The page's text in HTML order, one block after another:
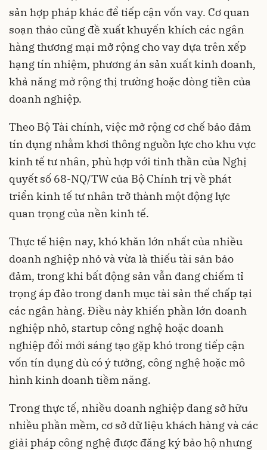
sản hợp pháp khác để tiếp cận vốn vay. Cơ quan
soạn thảo cũng đề xuất khuyến khích các ngân
hàng thương mại mở rộng cho vay dựa trên xếp
hạng tín nhiệm, phương án sản xuất kinh doanh,
khả năng mở rộng thị trường hoặc dòng tiền của
doanh nghiệp.
Theo Bộ Tài chính, việc mở rộng cơ chế bảo đảm
tín dụng nhằm khơi thông nguồn lực cho khu vực
kinh tế tư nhân, phù hợp với tinh thần của Nghị
quyết số 68-NQ/TW của Bộ Chính trị về phát
triển kinh tế tư nhân trở thành một động lực
quan trọng của nền kinh tế.
Thực tế hiện nay, khó khăn lớn nhất của nhiều
doanh nghiệp nhỏ và vừa là thiếu tài sản bảo
đảm, trong khi bất động sản vẫn đang chiếm tỉ
trọng áp đảo trong danh mục tài sản thế chấp tại
các ngân hàng. Điều này khiến phần lớn doanh
nghiệp nhỏ, startup công nghệ hoặc doanh
nghiệp đổi mới sáng tạo gặp khó trong tiếp cận
vốn tín dụng dù có ý tưởng, công nghệ hoặc mô
hình kinh doanh tiềm năng.
Trong thực tế, nhiều doanh nghiệp đang sở hữu
nhiều phần mềm, cơ sở dữ liệu khách hàng và các
giải pháp công nghệ được đăng ký bảo hộ nhưng